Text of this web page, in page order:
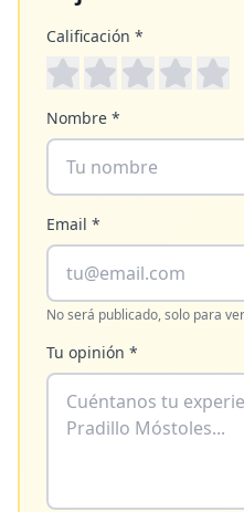
Calificación *
Nombre *
Email *
No será publicado, solo para
Tu opinión *